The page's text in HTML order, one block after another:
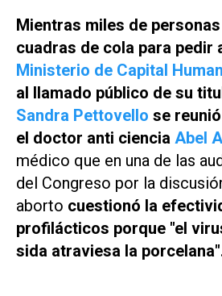
Mientras miles de
cuadras de cola para pedir
Ministerio de Capital
al llamado público de su
Sandra Pettovello se
el doctor anti ciencia Abel
médico que en una de las
del Congreso por la
aborto cuestionó la
profilácticos porque "el
sida atraviesa la